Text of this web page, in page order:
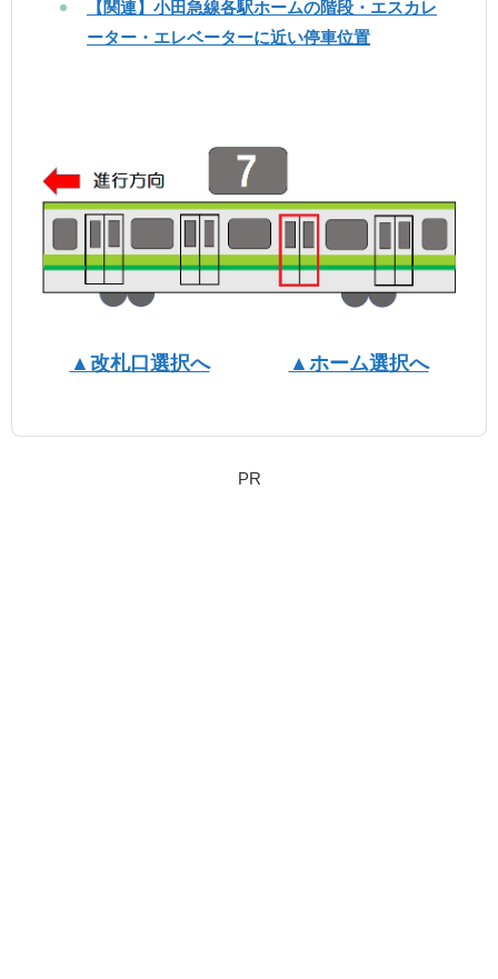
【関連】小田急線各駅ホームの階段・エスカレ
ーター・エレベーターに近い停車位置
▲改札口選択へ ▲ホーム選択へ
PR